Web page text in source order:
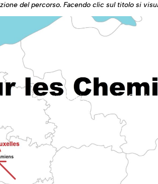
del percorso. Facendo clic sul titolo si